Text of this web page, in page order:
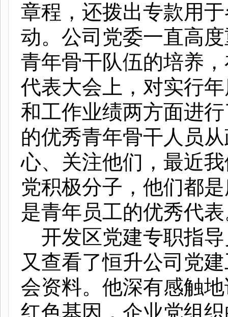
章程，还拨出专款用
动。公司党委一直高
青年骨干队伍的培养
代表大会上，对实行
和工作业绩两方面进
的优秀青年骨干人员
心、关注他们，最近
党积极分子，他们都
是青年员工的优秀代
开发区党建专职指
又查看了恒升公司党
会资料。他深有感触
红色基因，企业党组